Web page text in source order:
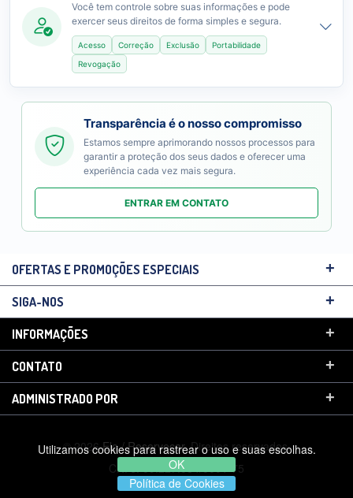
Utilizamos cookies para rastrear o uso e suas escolhas.
OK
Política de Cookies
Você tem controle sobre suas informações e pode
exercer seus direitos de forma simples e segura.
Acesso Correção Exclusão
Portabilidade
Revogação
Transparência é o nosso compromisso
Estamos sempre aprimorando nossos processos para
garantir a proteção dos seus dados e oferecer uma
experiência cada vez mais segura.
ENTRAR EM CONTATO
OFERTAS E PROMOÇÕES ESPECIAIS +
SIGA-NOS +
INFORMAÇÕES +
CONTATO +
ADMINISTRADO POR +
© 2026Elo / Reservecar. Direitos reservados.
CNPJ: 09.227.084/0001-75